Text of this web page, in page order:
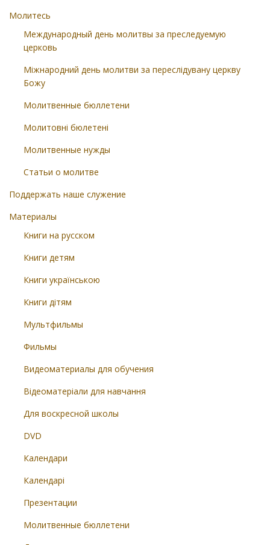
Молитесь
Международный день молитвы за преследуемую
церковь
Міжнародний день молитви за переслідувану церкву
Божу
Молитвенные бюллетени
Молитовні бюлетені
Молитвенные нужды
Статьи о молитве
Поддержать наше служение
Материалы
Книги на русском
Книги детям
Книги українською
Книги дітям
Мультфильмы
Фильмы
Видеоматериалы для обучения
Відеоматеріали для навчання
Для воскресной школы
DVD
Календари
Календарі
Презентации
Молитвенные бюллетени